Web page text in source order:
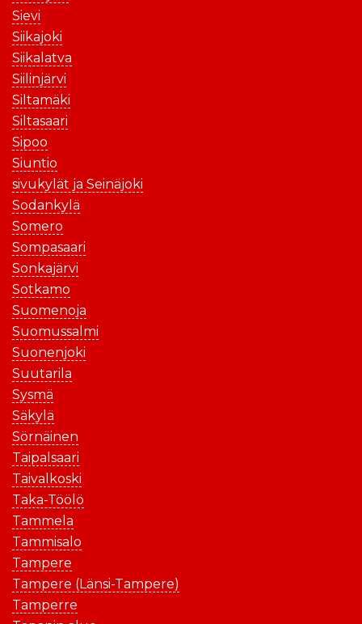
Sievi
Siikajoki
Siikalatva
Siilinjärvi
Siltamäki
Siltasaari
Sipoo
Siuntio
sivukylät ja Seinäjoki
Sodankylä
Somero
Sompasaari
Sonkajärvi
Sotkamo
Suomenoja
Suomussalmi
Suonenjoki
Suutarila
Sysmä
Säkylä
Sörnäinen
Taipalsaari
Taivalkoski
Taka-Töölö
Tammela
Tammisalo
Tampere
Tampere (Länsi-Tampere)
Tamperre